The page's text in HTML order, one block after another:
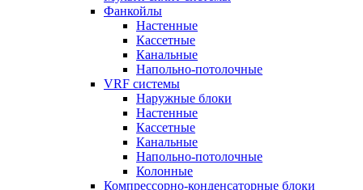
Фанкойлы
Настенные
Кассетные
Канальные
Напольно-потолочные
VRF системы
Наружные блоки
Настенные
Кассетные
Канальные
Напольно-потолочные
Колонные
Компрессорно-конденсаторные блоки